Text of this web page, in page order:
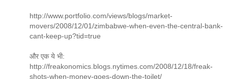
http://www.portfolio.com/views/blogs/market-
movers/2008/12/01/zimbabwe-when-even-the-central-bank-
cant-keep-up?tid=true
और एक ये भी:
http://freakonomics.blogs.nytimes.com/2008/12/18/freak-
shots-when-money-goes-down-the-toilet/